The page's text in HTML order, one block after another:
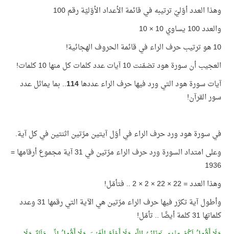
وهذا العدد أوّليّ ترتيبه في قائمة الأعداد الأوّليّة رقم 100
والعدد 100 يساوي 10 × 10
10 هو ترتيب حرف الراء في قائمة الحروف الهجائية!
العجيب أن سورة هود تضمّنت 10 آيات عدد كلمات كل منها 10 كلمات!
آيات سورة هود التي ورد فيها حرف الراء عددها114.. بما يماثل عدد
سور القرآن!
في سورة هود ورد حرف الراء في أوّل آيتين مرّتين اثنتين في كل آية.
وعلى امتداد السورة ورد حرف الراء مرّتين في 31 آية مجموع أرقامها =
1936
وهذا العدد = 22 × 22 × 2 × 2 .. فتأمّل!
وأطول آية تكرّر فيها حرف الراء مرّتين هي الآية التي رقمها 31 وعدد
كلماتها 31 كلمة أيضًا .. تأمّل!